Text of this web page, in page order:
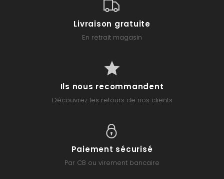
Livraison gratuite
En retrait magasin
Ils nous recommandent
Découvrez les retours de nos clients
Paiement sécurisé
Par CB ou virement bancaire